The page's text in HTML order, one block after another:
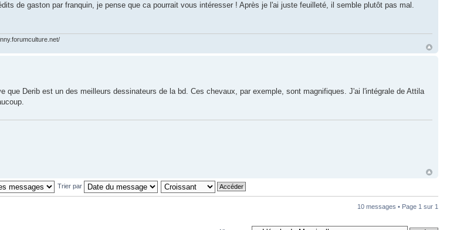
de gaston par franquin, je pense que ca pourrait vous intéresser ! Après je l'ai juste feuilleté, il semble plutôt pas mal.
que Derib est un des meilleurs dessinateurs de la bd. Ces chevaux, par exemple, sont magnifiques. J'ai l'intégrale de Attila
Trier par
10 messages • Page 1 sur 1